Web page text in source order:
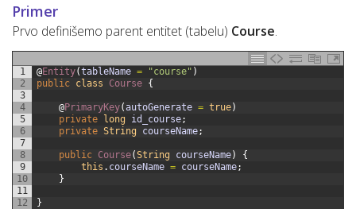
Primer
Prvo definišemo parent entitet (tabelu) Course.
1
2
3
4
5
6
7
8
9
10
11
12
@Entity(tableName = "course" )
public class Course {
@PrimaryKey(autoGenerate = true)
private long id_course;
private String courseName;
public Course(String courseName)
{
this . courseName = courseName;
}
}